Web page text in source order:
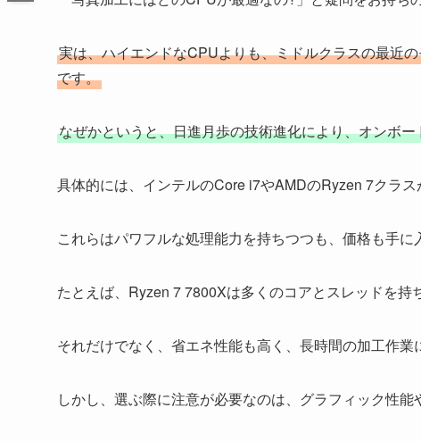
実は、ハイエンドなCPUよりも、ミドルクラスの最近
です。
なぜかというと、日進月歩の技術進化により、オンボ
具体的には、インテルのCore i7やAMDのRyzen 7クラス
これらはパワフルな処理能力を持ちつつも、価格も手に
たとえば、Ryzen 7 7800Xは多くのコアとスレッドを持
それだけでなく、省エネ性能も高く、長時間の加工作業
しかし、選ぶ際に注意が必要なのは、グラフィック性能